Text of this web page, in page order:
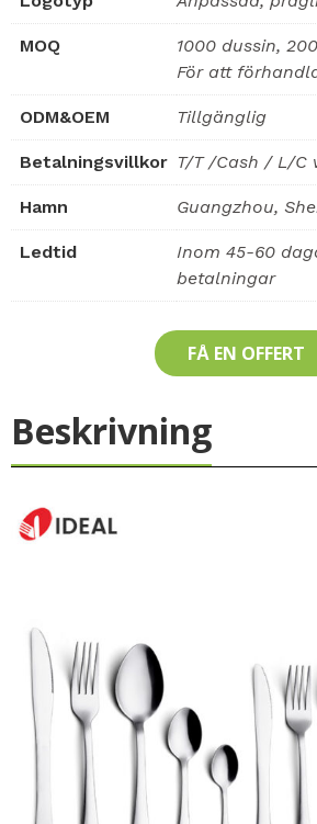
MOQ
1000 dussin,
För att
ODM&OEM Tillgänglig
Betalningsvillkor T/T /Cash / L/C
Hamn Guangzhou,
Ledtid
Inom 45-60
betalningar
FÅ EN OFFERT
Beskrivning